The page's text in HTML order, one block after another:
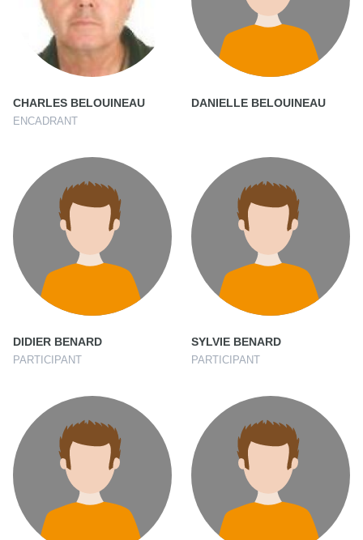
CHARLES BELOUINEAU
ENCADRANT
DANIELLE BELOUINEAU
DIDIER BENARD
PARTICIPANT
SYLVIE BENARD
PARTICIPANT